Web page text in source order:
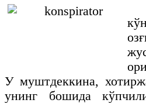
У муштдеккина,
унинг бошида